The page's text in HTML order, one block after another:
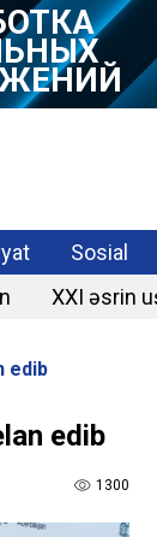
Sosial
XXI əsrin
edib
edib
1300